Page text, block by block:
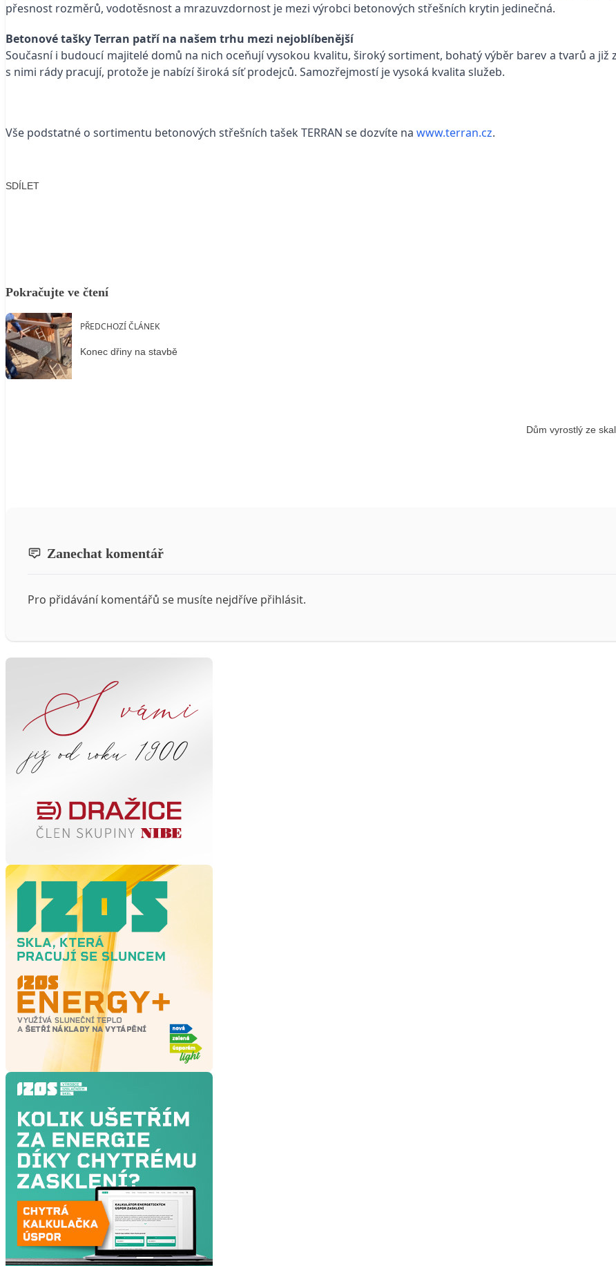
přesnost rozměrů, vodotěsnost a mrazuvzdornost je mezi výrobci betonových střešních krytin jedinečná.
Betonové tašky Terran patří na našem trhu mezi nejoblíbenější
Současní i budoucí majitelé domů na nich oceňují vysokou kvalitu, široký sortiment, bohatý výběr barev a tvarů a
s nimi rády pracují, protože je nabízí široká síť prodejců. Samozřejmostí je vysoká kvalita služeb.
Vše podstatné o sortimentu betonových střešních tašek TERRAN se dozvíte na www.terran.cz.
SDÍLET
Pokračujte ve čtení
PŘEDCHOZÍ ČLÁNEK
Konec dřiny na stavbě
Dům vyrostlý ze
Zanechat komentář
Pro přidávání komentářů se musíte nejdříve přihlásit.